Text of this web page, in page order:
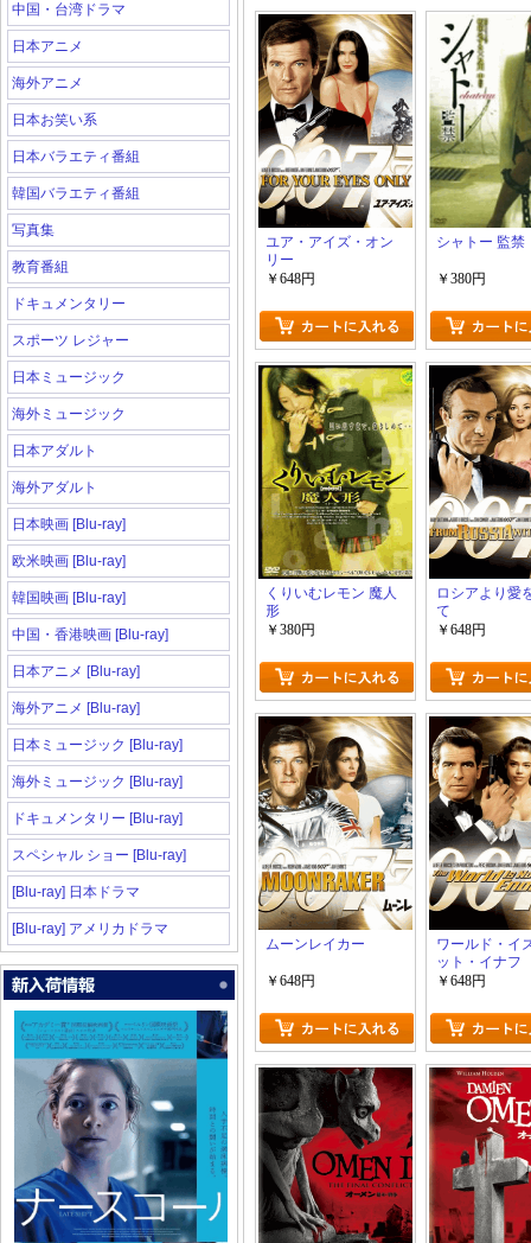
中国・台湾ドラマ
日本アニメ
海外アニメ
日本お笑い系
日本バラエティ番組
韓国バラエティ番組
写真集
教育番組
ドキュメンタリー
スポーツ レジャー
日本ミュージック
海外ミュージック
日本アダルト
海外アダルト
日本映画 [Blu-ray]
欧米映画 [Blu-ray]
韓国映画 [Blu-ray]
中国・香港映画 [Blu-ray]
日本アニメ [Blu-ray]
海外アニメ [Blu-ray]
日本ミュージック [Blu-ray]
海外ミュージック [Blu-ray]
ドキュメンタリー [Blu-ray]
スペシャル ショー [Blu-ray]
[Blu-ray] 日本ドラマ
[Blu-ray] アメリカドラマ
ユア・アイズ・オン
リー
￥648円
シャトー 監禁
￥380円
くりいむレモン 魔人
形
￥380円
ロシアより愛
て
￥648円
ムーンレイカー
￥648円
ワールド・イ
ット・イナフ
￥648円